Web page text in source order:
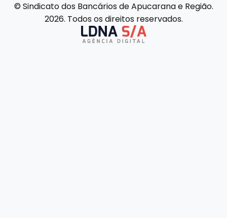
© Sindicato dos Bancários de Apucarana e Região.
2026. Todos os direitos reservados.